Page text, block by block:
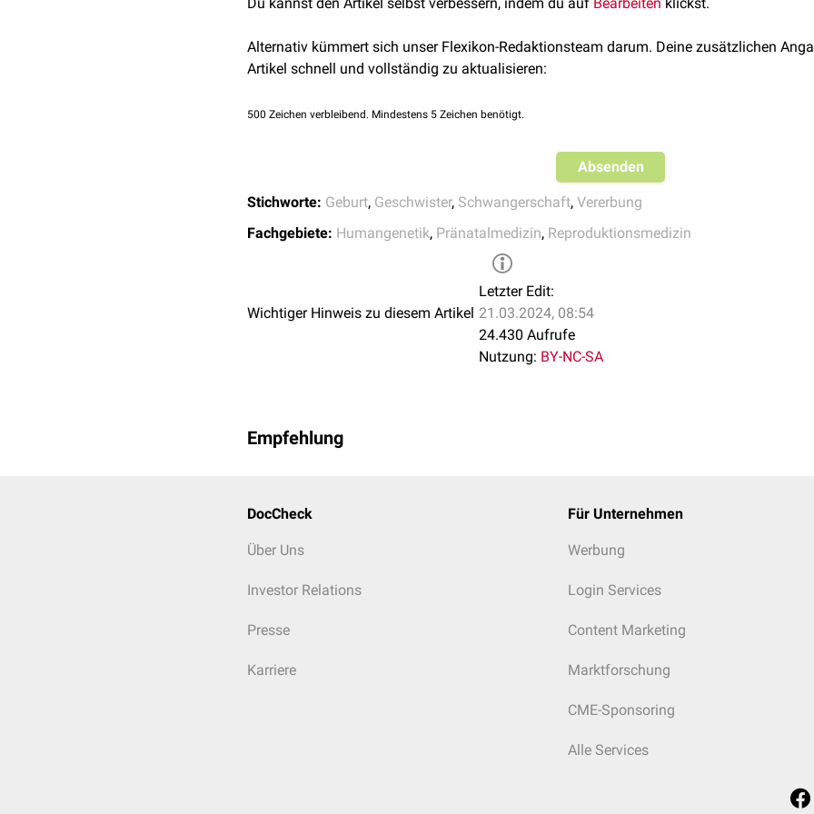
gleichenErbanlagen(monozygotisch) und das gleicheGeschlecht. In seltenen Fällen
desY-Chromosoms, zu unterschiedlichen Geschlechtern kommen. Das betroffene Kind
gereifte Eizellen werden parallel von zwei
Alternativ kümmert sich unser Flexikon-Redaktionsteam darum. Deine zusätzlichen
Artikel schnell und vollständig zu aktualisieren:
500 Zeichen verbleibend. Mindestens 5 Zeichen benötigt.
Absenden
Stichworte: Geburt, Geschwister, Schwangerschaft, Vererbung
Fachgebiete: Humangenetik, Pränatalmedizin, Reproduktionsmedizin
Wichtiger Hinweis zu diesem Artikel
Letzter Edit:
21.03.2024, 08:54
24.430 Aufrufe
Nutzung: BY-NC-SA
Empfehlung
DocCheck
Über Uns
Investor Relations
Presse
Karriere
Für Unternehmen
Werbung
Login Services
Content Marketing
Marktforschung
CME-Sponsoring
Alle Services